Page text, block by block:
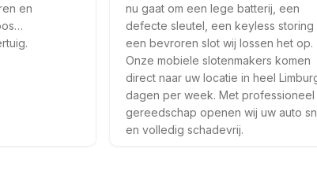
en
nu gaat om een lege batterij, een
defecte sleutel, een keyless storing
een bevroren slot wij lossen het op.
Onze mobiele slotenmakers komen
direct naar uw locatie in heel
dagen per week. Met professioneel
gereedschap openen wij uw auto
en volledig schadevrij.